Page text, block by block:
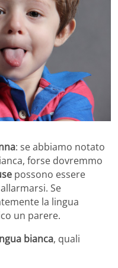
: se abbiamo notato
forse dovremmo
possono essere
Se
la lingua
un parere.
bianca, quali